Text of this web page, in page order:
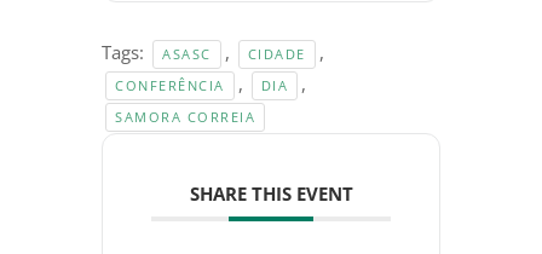
Tags: ASASC , CIDADE ,
CONFERÊNCIA , DIA ,
SAMORA CORREIA
SHARE THIS EVENT